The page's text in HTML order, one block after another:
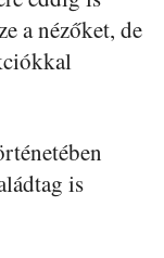
a nézőket, de
is